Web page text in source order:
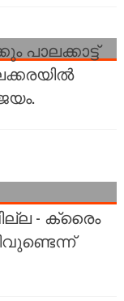
പാലക്കാട്ട്
- ക്രൈം